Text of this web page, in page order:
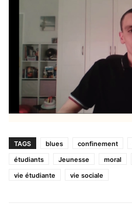
TAGS blues confinement
étudiants
Jeunesse moral
vie étudiante
vie sociale